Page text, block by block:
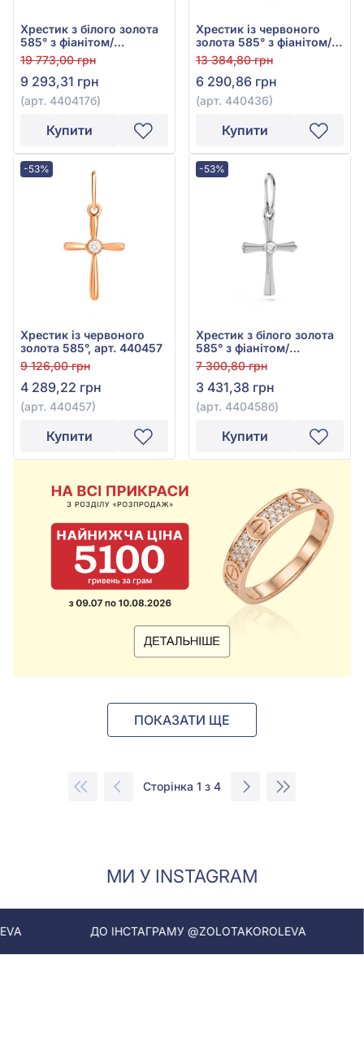
Хрестик з білого золота
585° з фіанітом/
куб.цирконієм, арт.
440417б
19 773,00 грн
9 293,31 грн
(арт. 440417б)
Купити
Хрестик із червоного
золота 585° з фіанітом/
куб.цирконієм, арт.
440436
13 384,80 грн
6 290,86 грн
(арт. 440436)
Купити
-53%
Хрестик із червоного
золота 585°, арт. 440457
9 126,00 грн
4 289,22 грн
(арт. 440457)
Купити
-53%
Хрестик з білого золота
585° з фіанітом/
куб.цирконієм, арт.
440458б
7 300,80 грн
3 431,38 грн
(арт. 440458б)
Купити
ПОКАЗАТИ ЩЕ
Сторінка 1 з 4
МИ У INSTAGRAM
ДО ІНСТАГРАМУ @ZOLOTAKOROLEVA ДО